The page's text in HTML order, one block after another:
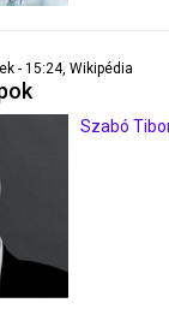
- 15:24, Wikipédia
Szabó